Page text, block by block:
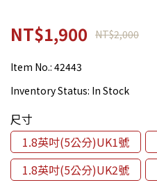
NT$1,900 NT$2,000
Item No.: 42443
Inventory Status: In Stock
尺寸
1.8英吋(5公分)UK1號
1.8英吋(5公分)UK2號